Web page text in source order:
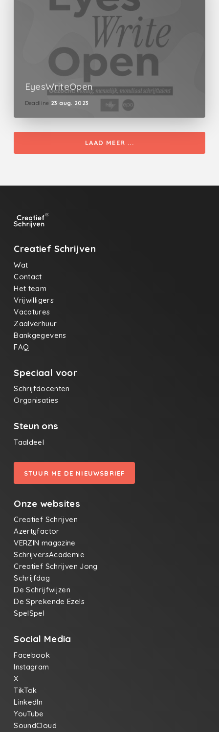
EyesWriteOpen
Deadline 23 aug. 2023
LAAD MEER ...
Creatief Schrijven
Wat
Contact
Het team
Vrijwilligers
Vacatures
Zaalverhuur
Bankgegevens
FAQ
Speciaal voor
Schrijfdocenten
Organisaties
Steun ons
Taaldeel
STUUR ME DE NIEUWSBRIEF
Onze websites
Creatief Schrijven
Azertyfactor
VERZIN magazine
SchrijversAcademie
Creatief Schrijven Jong
Schrijfdag
De Schrijfwijzen
De Sprekende Ezels
SpelSpel
Social Media
Facebook
Instagram
X
TikTok
LinkedIn
YouTube
SoundCloud